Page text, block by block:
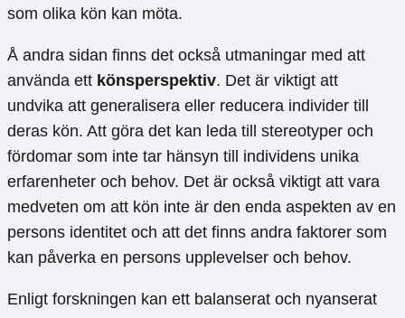
som olika kön kan möta.
Å andra sidan finns det också utmaningar med att
använda ett könsperspektiv. Det är viktigt att
undvika att generalisera eller reducera individer till
deras kön. Att göra det kan leda till stereotyper och
fördomar som inte tar hänsyn till individens unika
erfarenheter och behov. Det är också viktigt att vara
medveten om att kön inte är den enda aspekten av en
persons identitet och att det finns andra faktorer som
kan påverka en persons upplevelser och behov.
Enligt forskningen kan ett balanserat och nyanserat